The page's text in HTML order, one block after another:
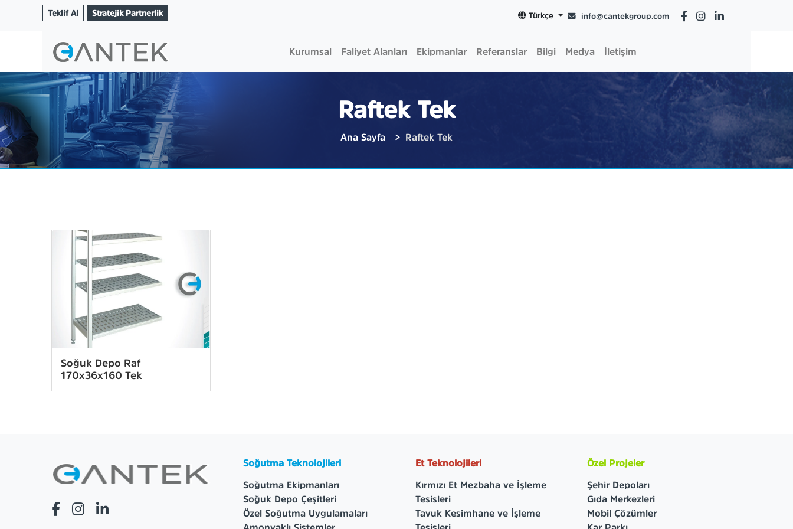
Teklif Al Stratejik Partnerlik Türkçe info@cantekgroup.com
Kurumsal Faliyet Alanları Ekipmanlar Referanslar Bilgi Medya İletişim
Raftek Tek
Ana Sayfa Raftek Tek
Soğuk Depo Raf
170x36x160 Tek
Soğutma Teknolojileri
Soğutma Ekipmanları
Soğuk Depo Çeşitleri
Özel Soğutma Uygulamaları
Et Teknolojileri
Kırmızı Et Mezbaha ve İşleme
Tesisleri
Tavuk Kesimhane ve İşleme
Özel Projeler
Şehir Depoları
Gıda Merkezleri
Mobil Çözümler